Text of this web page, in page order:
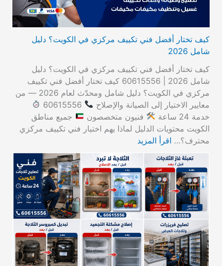
كيف تختار أفضل فني تكييف مركزي في الكويت؟ دليل
شامل 2026
كيف تختار أفضل فني تكييف مركزي في الكويت؟ دليل
شامل 2026 | 60615556 كيف تختار أفضل فني تكييف
مركزي في الكويت؟ دليل شامل ومحدّث لعام 2026 — من
معايير الاختيار إلى الصيانة والإصلاح
خدمة 24 ساعة
فنيون متخصصون
جميع مناطق
الكويت محتويات الدليل لماذا يهم اختيار فني تكييف مركزي
محترف؟… اقرأ المزيد